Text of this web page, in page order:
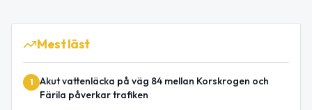
Mest läst
1
Akut vattenläcka på väg 84 mellan Korskrogen och
Färila påverkar trafiken